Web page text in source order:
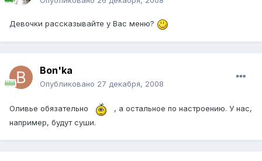
Девочки рассказывайте у Вас меню?
Bon'ka
Опубликовано 27 декабря, 2008
Оливье обязательно
, а остальное по настроению. У нас,
например, будут суши.